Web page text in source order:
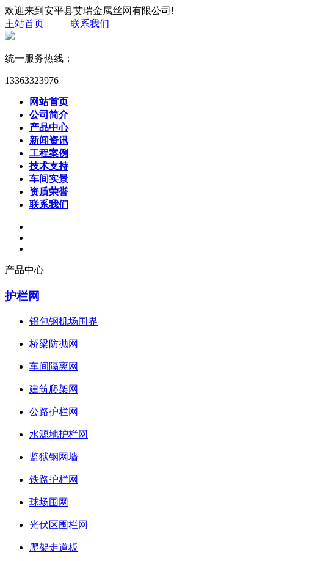
欢迎来到安平县艾瑞金属丝网有限公司!
主站首页 | 联系我们
统一服务热线：
13363323976
网站首页
公司简介
产品中心
新闻资讯
工程案例
技术支持
车间实景
资质荣誉
联系我们
产品中心
护栏网
铝包钢机场围界
桥梁防抛网
车间隔离网
建筑爬架网
公路护栏网
水源地护栏网
监狱钢网墙
铁路护栏网
球场围网
光伏区围栏网
爬架走道板